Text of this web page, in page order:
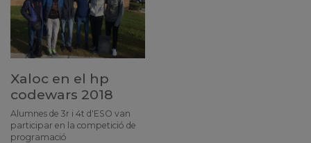
Xaloc en el hp
codewars 2018
Alumnes de 3r i 4t d'ESO van
participar en la competició de
programació